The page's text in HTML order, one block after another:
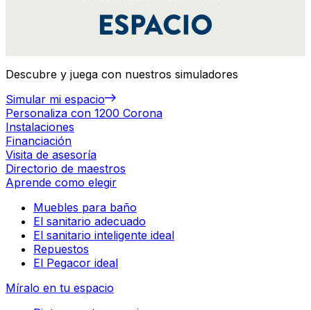
Descubre y juega con nuestros simuladores
Simular mi espacio
Personaliza con 1200 Corona
Instalaciones
Financiación
Visita de asesoría
Directorio de maestros
Aprende como elegir
Muebles para baño
El sanitario adecuado
El sanitario inteligente ideal
Repuestos
El Pegacor ideal
Míralo en tu espacio